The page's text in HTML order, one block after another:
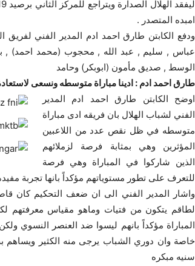
امبده المتصدر .
ودفع الكابتن طارق احمد ادم المدير الفني
عباس , سليم , عبد الله , محجوب (محمد احمد) ,
الوسط , صديق مأمون (ابوبكر) وحامد
طارق احمد ادم : ادينا مباراة متوسطه ونسعى
اوضح الكابتن طارق احمد ادم المدير
الفني لشباب الهلال بان فريقه ادى مباراة
متوسطه في ظل نقص عدد من اللاعبين
المؤثرين وهي بمثابة فرصة لزملائهم
الذين شاركوا في المباراة وهي فرصة
للتعرف على تطور مستوياتهم مؤكداً بانها تجربة
واشار المدير الفني الى ان ضعف التحكيم كان
لطاقم يتكون من فتيات وماهو مقياس معرفتهم
المباراة مؤكداً بانهم ليسوا ضد العنصر النسوي
خاصة وان دوري الشباب يرجى منه الكثير ويساهم
سنيه مبكره